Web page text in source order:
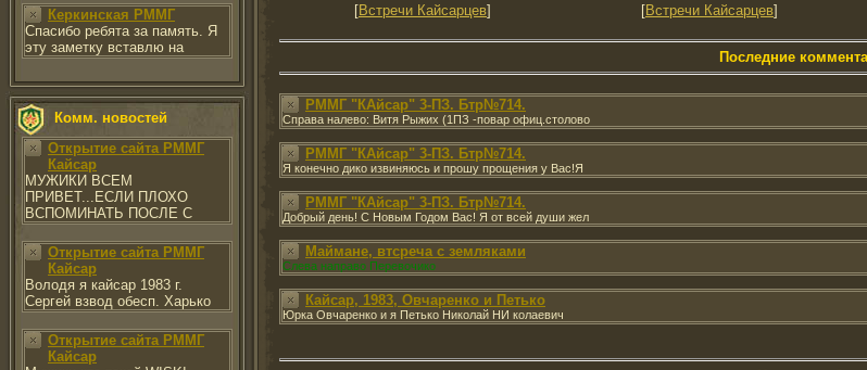
Керкинская РММГ
Спасибо ребята за память. Я
эту заметку вставлю на
Комм. новостей
Открытие сайта РММГ
Кайсар
МУЖИКИ ВСЕМ
ПРИВЕТ...ЕСЛИ ПЛОХО
ВСПОМИНАТЬ ПОСЛЕ С
Открытие сайта РММГ
Кайсар
Володя я кайсар 1983 г.
Сергей взвод обесп. Харько
Открытие сайта РММГ
Кайсар
[Встречи Кайсарцев] [Встречи Кайсарцев]
Последние
РММГ "КАйсар" 3-ПЗ. Бтр№714.
Справа налево: Витя Рыжих (1ПЗ -повар офиц.столово
РММГ "КАйсар" 3-ПЗ. Бтр№714.
Я конечно дико извиняюсь и прошу прощения у Вас!Я
РММГ "КАйсар" 3-ПЗ. Бтр№714.
Добрый день! С Новым Годом Вас! Я от всей души жел
Маймане, втсреча с земляками
Слева направо Перевочико
Кайсар, 1983, Овчаренко и Петько
Юрка Овчаренко и я Петько Николай НИ колаевич